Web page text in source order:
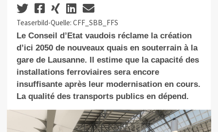
Teaserbild-Quelle: CFF_SBB_FFS
Le Conseil d’Etat vaudois réclame la création
d’ici 2050 de nouveaux quais en souterrain à la
gare de Lausanne. Il estime que la capacité des
installations ferroviaires sera encore
insuffisante après leur modernisation en cours.
La qualité des transports publics en dépend.